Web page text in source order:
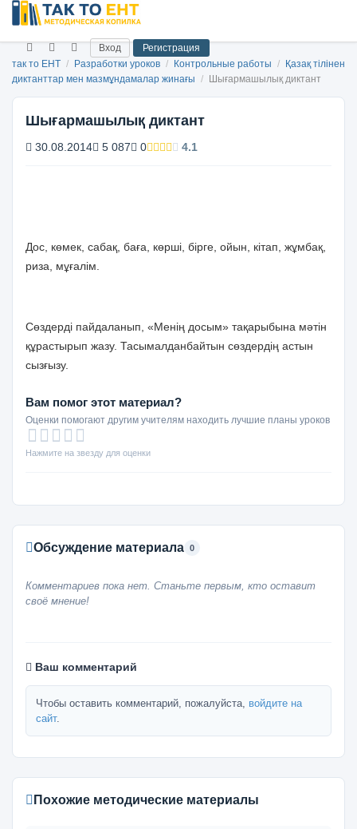
Вход
Регистрация
так то ЕНТ / Разработки уроков / Контрольные работы /
Қазақ тілінен
диктанттар мен мазмұндамалар жинағы / Шығармашылық диктант
Шығармашылық диктант
30.08.2014 5 087 0 4.1
Дос, көмек, сабақ, баға, көрші, бірге, ойын, кітап, жұмбақ,
риза, мұғалім.
Сөздерді пайдаланып, «Менің досым» тақарыбына мәтін
құрастырып жазу. Тасымалданбайтын сөздердің астын
сызғызу.
Вам помог этот материал?
Оценки помогают другим учителям находить лучшие планы уроков
Нажмите на звезду для оценки
Обсуждение материала 0
Комментариев пока нет. Станьте первым, кто оставит
своё мнение!
Ваш комментарий
Чтобы оставить комментарий, пожалуйста, войдите на
сайт.
Похожие методические материалы